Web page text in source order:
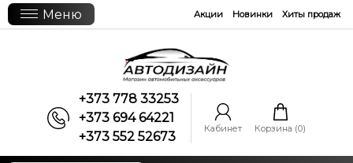
Меню Акции Новинки Хиты продаж
+373 778 33253
+373 694 64221
+373 552 52673
Кабинет Корзина (0)